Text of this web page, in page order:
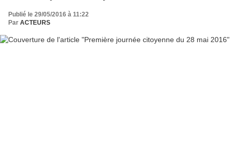
Publié le 29/05/2016 à 11:22
Par ACTEURS